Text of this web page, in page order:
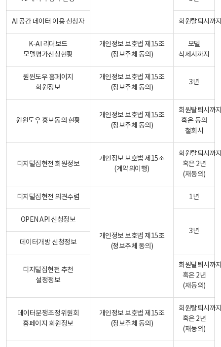
AI 공간 데이터 이용 신청자 회원탈퇴시까
K-AI 리더보드
모델평가신청현황
개인정보 보호법 제15조
(정보주체 동의)
모델
삭제시까지
원윈도우 홈페이지
회원정보
개인정보 보호법 제15조
(정보주체 동의)
3년
원윈도우 홍보동의 현황
개인정보 보호법 제15조
(정보주체 동의)
회원탈퇴시까
혹은 동의
철회시
디지털집현전 회원정보
개인정보 보호법 제15조
(계약의이행)
회원탈퇴시까
혹은 2년
(재동의)
디지털집현전 의견수렴
개인정보 보호법 제15조
(정보주체 동의)
1년
OPEN API 신청정보
3년
데이터개방 신청정보
디지털집현전 추천
설정정보
회원탈퇴시까
혹은 2년
(재동의)
데이터분쟁조정위원회
홈페이지 회원정보
개인정보 보호법 제15조
(정보주체 동의)
회원탈퇴시까
혹은 2년
(재동의)